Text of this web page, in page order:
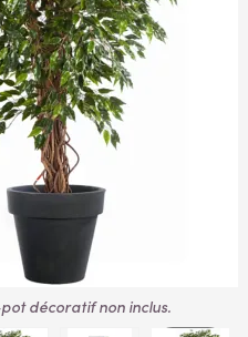
décoratif non inclus.